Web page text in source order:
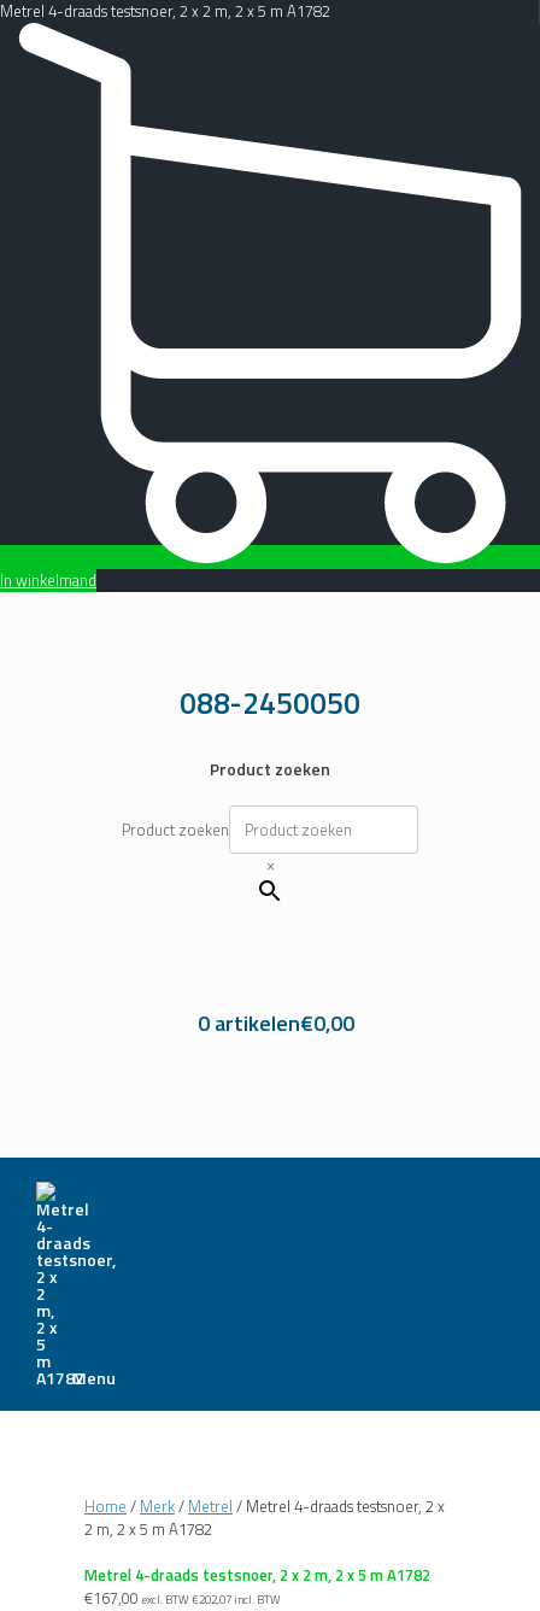
Metrel 4-draads testsnoer, 2 x 2 m, 2 x 5 m A1782
In winkelmand
088-2450050
Product zoeken
Product zoeken
×
0 artikelen€0,00
Menu
Home / Merk/ Metrel / Metrel 4-draads testsnoer, 2 x
2 m, 2 x 5 m A1782
Metrel 4-draads testsnoer, 2 x 2 m, 2 x 5 m A1782
€167,00 excl. BTW €202,07 incl. BTW